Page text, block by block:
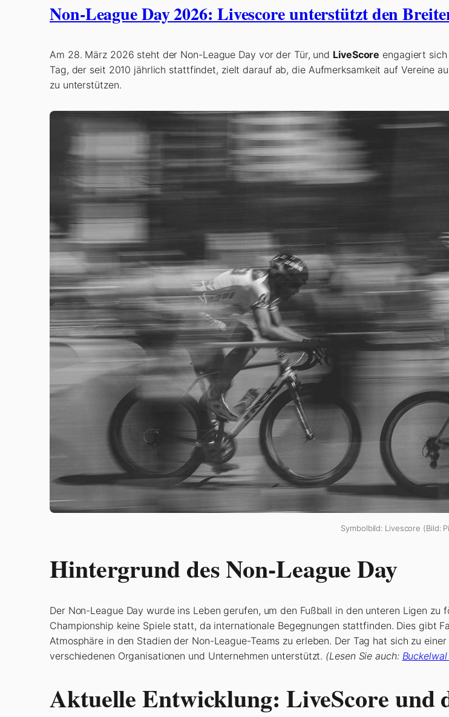
Non-League Day 2026: Livescore unterstützt den
Am 28. März 2026 steht der Non-League Day vor der Tür, und LiveScore engagiert
Tag, der seit 2010 jährlich stattfindet, zielt darauf ab, die Aufmerksamkeit auf Vereine
zu unterstützen.
Symbolbild: Livescore (Bild:
Hintergrund des Non-League Day
Der Non-League Day wurde ins Leben gerufen, um den Fußball in den unteren Ligen
Championship keine Spiele statt, da internationale Begegnungen stattfinden. Dies gibt
Atmosphäre in den Stadien der Non-League-Teams zu erleben. Der Tag hat sich zu
verschiedenen Organisationen und Unternehmen unterstützt. (Lesen Sie auch:
Aktuelle Entwicklung: LiveScore und